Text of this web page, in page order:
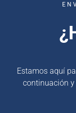
Estamos aquí
continuación y